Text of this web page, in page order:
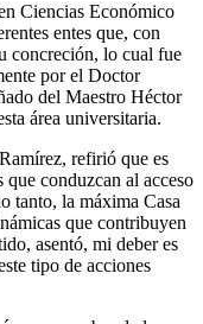
Ciencias Económico
entes que, con
concreción, lo cual fue
por el Doctor
del Maestro Héctor
área universitaria.
refirió que es
conduzcan al acceso
tanto, la máxima Casa
que contribuyen
asentó, mi deber es
tipo de acciones